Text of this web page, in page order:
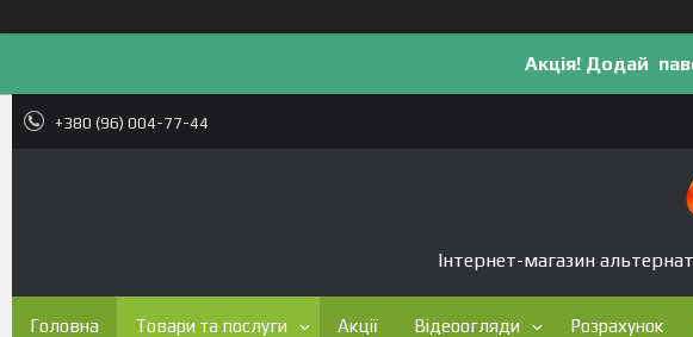
Акція! Додай
+380 (96) 004-77-44
Інтернет-магазин
Головна Товари та послуги Акції Відеоогляди Розрахунок